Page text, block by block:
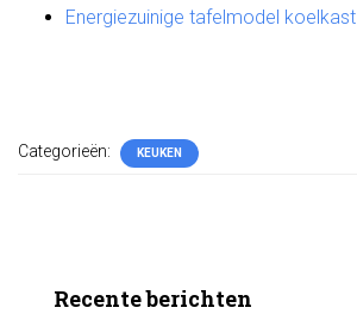
Energiezuinige tafelmodel koelkast
Categorieën: KEUKEN
Recente berichten